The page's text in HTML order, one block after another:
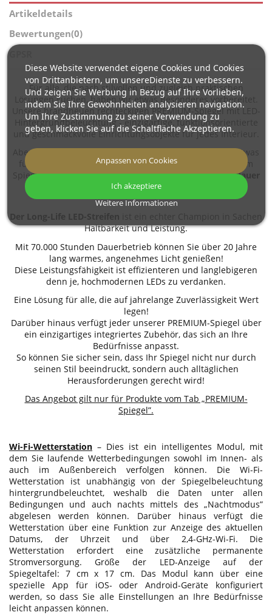
Artikeldetails
Bewertungen(0)
GPSR
Für alle, die nach stilvollen und zugleich praktischen
Lösungen suchen, haben wir etwas Besonderes vorbereitet.
Unsere brandneuen rechteckigen PREMIUM-Spiegel mit LED-
Hintergrundbeleuchtung - einzigartige, funktionsorientierte
und geschmackvolle Einrichtungsobjekte für jedes Interieur.
Aber das ist noch nicht alles. Wir haben nämlich noch etwas
für Sie! Im Rahmen unserer Promoaktion legen wir jedem
Spiegeleinen Long Life LED-Streifen mit einer Lebensdauer
von bis zu 70.000 Stunden GRATIS
Der Long-Life LED-Streifen ist ein echter Champion in Sachen
Haltbarkeit und Leistung.
Mit 70.000 Stunden Dauerbetrieb können Sie über 20 Jahre
lang warmes, angenehmes Licht genießen!
Diese Leistungsfähigkeit ist effizienteren und langlebigeren
denn je, hochmodernen LEDs zu verdanken.
Eine Lösung für alle, die auf jahrelange Zuverlässigkeit Wert
legen!
Darüber hinaus verfügt jeder unserer PREMIUM-Spiegel über
ein einzigartiges integriertes Zubehör, das sich an Ihre
Bedürfnisse anpasst.
So können Sie sicher sein, dass Ihr Spiegel nicht nur durch
seinen Stil beeindruckt, sondern auch alltäglichen
Herausforderungen gerecht wird!
Das Angebot gilt nur für Produkte vom Tab „PREMIUM-
Spiegel”.
Wi-Fi-Wetterstation – Dies ist ein intelligentes Modul, mit
dem Sie laufende Wetterbedingungen sowohl im Innen- als
auch im Außenbereich verfolgen können. Die Wi-Fi-
Wetterstation ist unabhängig von der Spiegelbeleuchtung
hintergrundbeleuchtet, weshalb die Daten unter allen
Bedingungen und auch nachts mittels des „Nachtmodus”
abgelesen werden können. Darüber hinaus verfügt die
Wetterstation über eine Funktion zur Anzeige des aktuellen
Datums, der Uhrzeit und über 2,4-GHz-Wi-Fi. Die
Wetterstation erfordert eine zusätzliche permanente
Stromversorgung. Größe der LED-Anzeige auf der
Spiegeltafel: 7 cm x 17 cm. Das Modul kann über eine
spezielle App für iOS- oder Android-Geräte konfiguriert
werden, so dass Sie alle Einstellungen an Ihre Bedürfnisse
leicht anpassen können.
Diese Website verwendet eigene Cookies und Cookies
von Drittanbietern, um unsereDienste zu verbessern.
Und zeigen Sie Werbung in Bezug auf Ihre Vorlieben,
indem Sie Ihre Gewohnheiten analysieren navigation.
Um Ihre Zustimmung zu seiner Verwendung zu
geben, klicken Sie auf die Schaltfläche Akzeptieren.
Weitere Informationen
Anpassen von Cookies
Ich akzeptiere